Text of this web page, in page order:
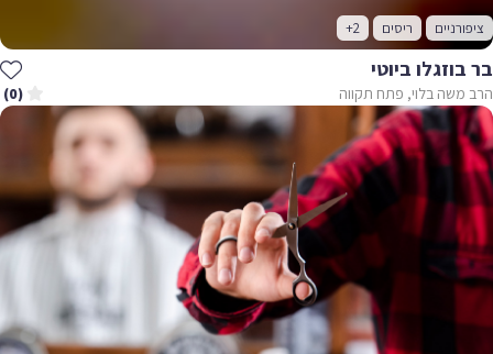
ציפורניים ריסים +2
בר בוזגלו ביוטי
הרב משה בלוי, פתח תקווה (0)